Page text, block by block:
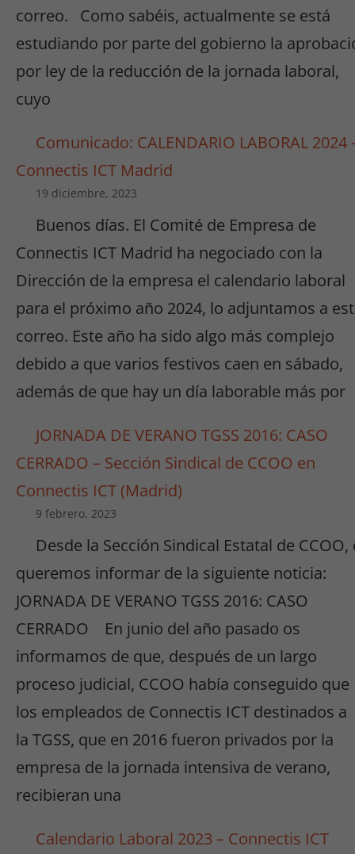
correo. Como sabéis, actualmente se está
estudiando por parte del gobierno la
por ley de la reducción de la jornada laboral,
cuyo
Comunicado: CALENDARIO LABORAL 2024
Connectis ICT Madrid
19 diciembre, 2023
Buenos días. El Comité de Empresa de
Connectis ICT Madrid ha negociado con la
Dirección de la empresa el calendario laboral
para el próximo año 2024, lo adjuntamos a
correo. Este año ha sido algo más complejo
debido a que varios festivos caen en sábado,
además de que hay un día laborable más por
JORNADA DE VERANO TGSS 2016: CASO
CERRADO – Sección Sindical de CCOO en
Connectis ICT (Madrid)
9 febrero, 2023
Desde la Sección Sindical Estatal de CCOO,
queremos informar de la siguiente noticia:
JORNADA DE VERANO TGSS 2016: CASO
CERRADO En junio del año pasado os
informamos de que, después de un largo
proceso judicial, CCOO había conseguido que
los empleados de Connectis ICT destinados a
la TGSS, que en 2016 fueron privados por la
empresa de la jornada intensiva de verano,
recibieran una
Calendario Laboral 2023 – Connectis ICT